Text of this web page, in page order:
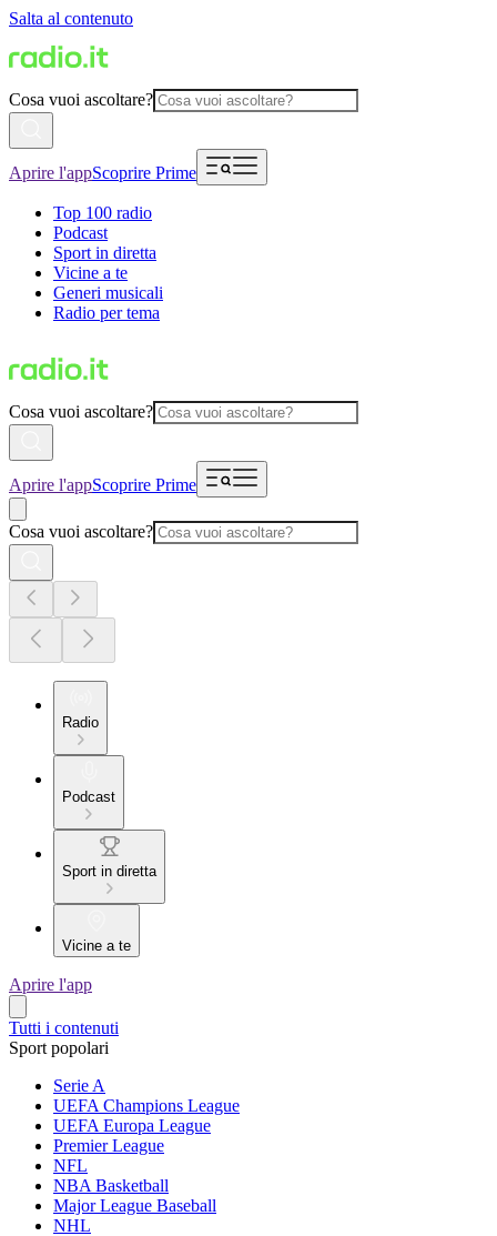
Salta al contenuto
Cosa vuoi ascoltare?
Aprire l'appScoprire Prime
Top 100 radio
Podcast
Sport in diretta
Vicine a te
Generi musicali
Radio per tema
Cosa vuoi ascoltare?
Aprire l'appScoprire Prime
Cosa vuoi ascoltare?
Radio
Podcast
Sport in diretta
Vicine a te
Aprire l'app
Tutti i contenuti
Sport popolari
Serie A
UEFA Champions League
UEFA Europa League
Premier League
NFL
NBA Basketball
Major League Baseball
NHL